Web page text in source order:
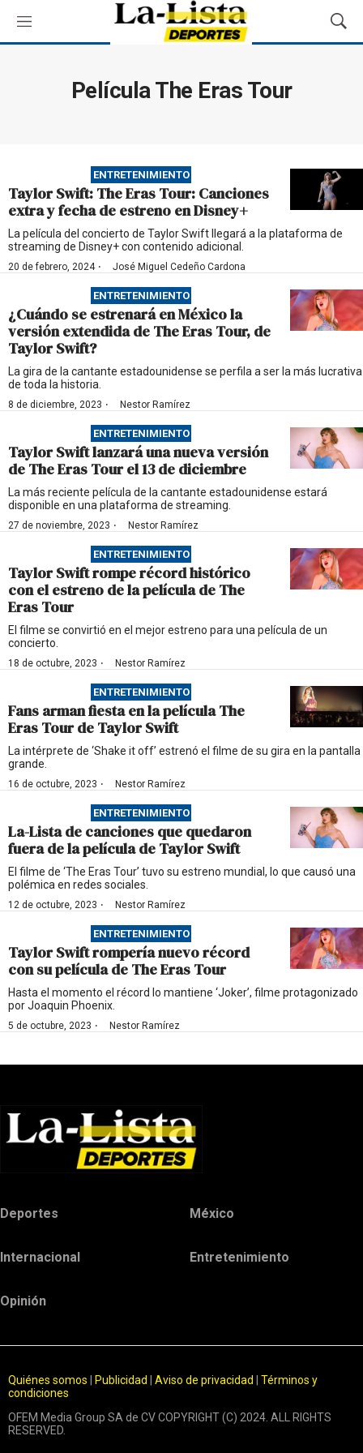
M
e
M
o
ú
s
u
e
Película The Eras Tour
ENTRETENIMIENTO
Taylor Swift: The Eras Tour: Canciones
extra y fecha de estreno en Disney+
La película del concierto de Taylor Swift llegará a la plataforma de
streaming de Disney+ con contenido adicional.
20 de febrero, 2024· José Miguel Cedeño Cardona
ENTRETENIMIENTO
¿Cuándo se estrenará en México la
versión extendida de The Eras Tour, de
Taylor Swift?
La gira de la cantante estadounidense se perfila a ser la más lucrativa
de toda la historia.
8 de diciembre, 2023 · Nestor Ramírez
ENTRETENIMIENTO
Taylor Swift lanzará una nueva versión
de The Eras Tour el 13 de diciembre
La más reciente película de la cantante estadounidense estará
disponible en una plataforma de streaming.
27 de noviembre, 2023 · Nestor Ramírez
ENTRETENIMIENTO
Taylor Swift rompe récord histórico
con el estreno de la película de The
Eras Tour
El filme se convirtió en el mejor estreno para una película de un
concierto.
18 de octubre, 2023 · Nestor Ramírez
ENTRETENIMIENTO
Fans arman fiesta en la película The
Eras Tour de Taylor Swift
La intérprete de ‘Shake it off’ estrenó el filme de su gira en la pantalla
grande.
16 de octubre, 2023 · Nestor Ramírez
ENTRETENIMIENTO
La-Lista de canciones que quedaron
fuera de la película de Taylor Swift
El filme de ‘The Eras Tour’ tuvo su estreno mundial, lo que causó una
polémica en redes sociales.
12 de octubre, 2023 · Nestor Ramírez
ENTRETENIMIENTO
Taylor Swift rompería nuevo récord
con su película de The Eras Tour
Hasta el momento el récord lo mantiene ‘Joker’, filme protagonizado
por Joaquin Phoenix.
5 de octubre, 2023 · Nestor Ramírez
Deportes México
Internacional Entretenimiento
Opinión
Quiénes somos Publicidad Aviso de privacidad
Términos y
condiciones
OFEM Media Group SA de CV COPYRIGHT (C) 2024. ALL RIGHTS
RESERVED.